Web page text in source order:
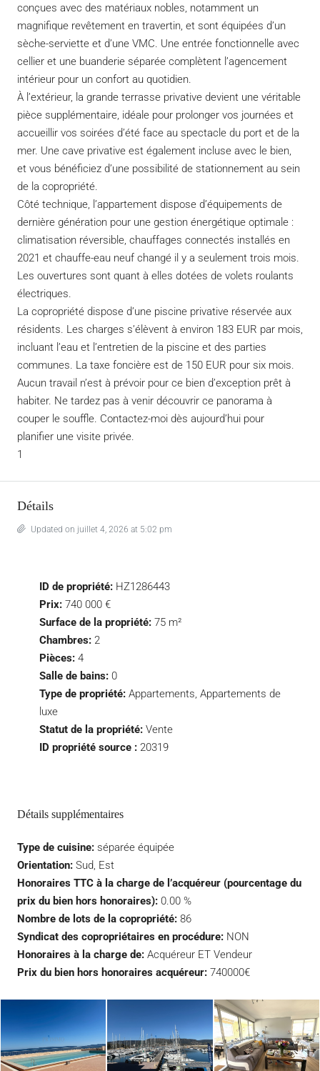
conçues avec des matériaux nobles, notamment un
magnifique revêtement en travertin, et sont équipées d’un
sèche-serviette et d’une VMC. Une entrée fonctionnelle avec
cellier et une buanderie séparée complètent l’agencement
intérieur pour un confort au quotidien.
À l’extérieur, la grande terrasse privative devient une véritable
pièce supplémentaire, idéale pour prolonger vos journées et
accueillir vos soirées d’été face au spectacle du port et de la
mer. Une cave privative est également incluse avec le bien,
et vous bénéficiez d’une possibilité de stationnement au sein
de la copropriété.
Côté technique, l’appartement dispose d’équipements de
dernière génération pour une gestion énergétique optimale :
climatisation réversible, chauffages connectés installés en
2021 et chauffe-eau neuf changé il y a seulement trois mois.
Les ouvertures sont quant à elles dotées de volets roulants
électriques.
La copropriété dispose d’une piscine privative réservée aux
résidents. Les charges s’élèvent à environ 183 EUR par mois,
incluant l’eau et l’entretien de la piscine et des parties
communes. La taxe foncière est de 150 EUR pour six mois.
Aucun travail n’est à prévoir pour ce bien d’exception prêt à
habiter. Ne tardez pas à venir découvrir ce panorama à
couper le souffle. Contactez-moi dès aujourd’hui pour
planifier une visite privée.
1
Détails
Updated on juillet 4, 2026 at 5:02 pm
ID de propriété: HZ1286443
Prix: 740 000 €
Surface de la propriété: 75 m²
Chambres: 2
Pièces: 4
Salle de bains: 0
Type de propriété: Appartements, Appartements de
luxe
Statut de la propriété: Vente
ID propriété source : 20319
Détails supplémentaires
Type de cuisine: séparée équipée
Orientation: Sud, Est
Honoraires TTC à la charge de l’acquéreur (pourcentage du
prix du bien hors honoraires): 0.00 %
Nombre de lots de la copropriété: 86
Syndicat des copropriétaires en procédure: NON
Honoraires à la charge de: Acquéreur ET Vendeur
Prix du bien hors honoraires acquéreur: 740000€